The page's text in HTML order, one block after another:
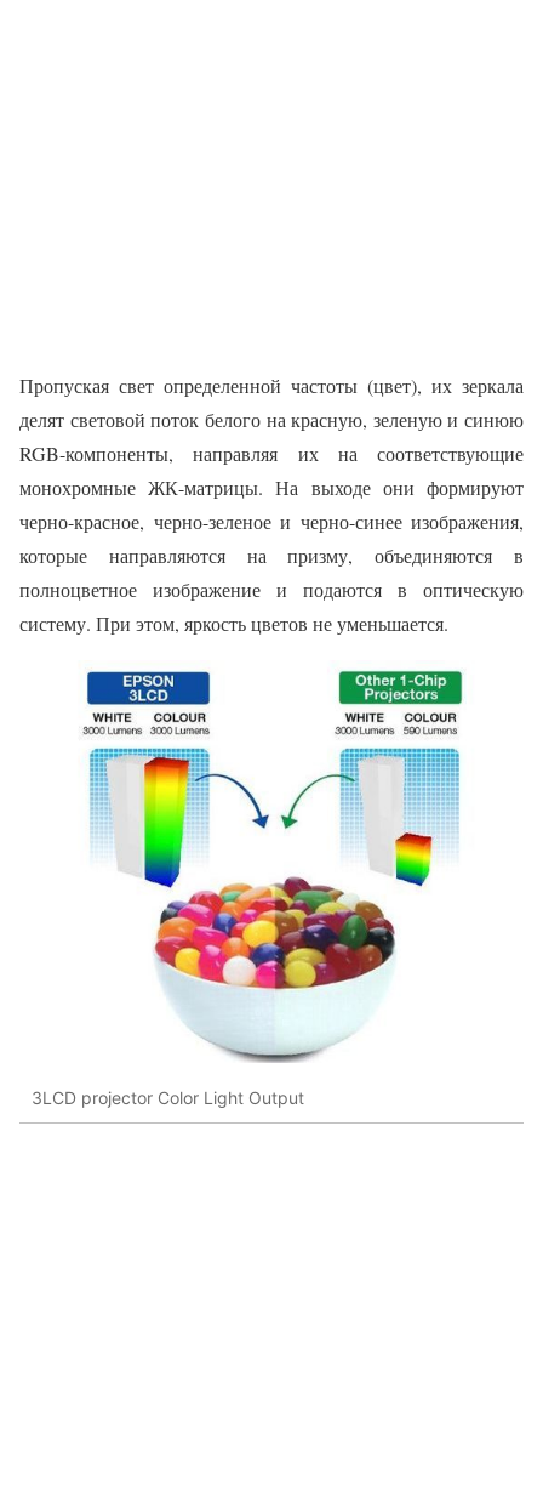
Пропуская свет определенной частоты (цвет), их зеркала
делят световой поток белого на красную, зеленую и синюю
RGB-компоненты, направляя их на соответствующие
монохромные ЖК-матрицы. На выходе они формируют
черно-красное, черно-зеленое и черно-синее изображения,
которые направляются на призму, объединяются в
полноцветное изображение и подаются в оптическую
систему. При этом, яркость цветов не уменьшается.
3LCD projector Color Light Output